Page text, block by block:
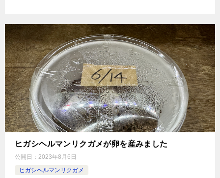
ヒガシヘルマンリクガメが卵を産みました
公開日： 2023年8月6日
ヒガシヘルマンリクガメ